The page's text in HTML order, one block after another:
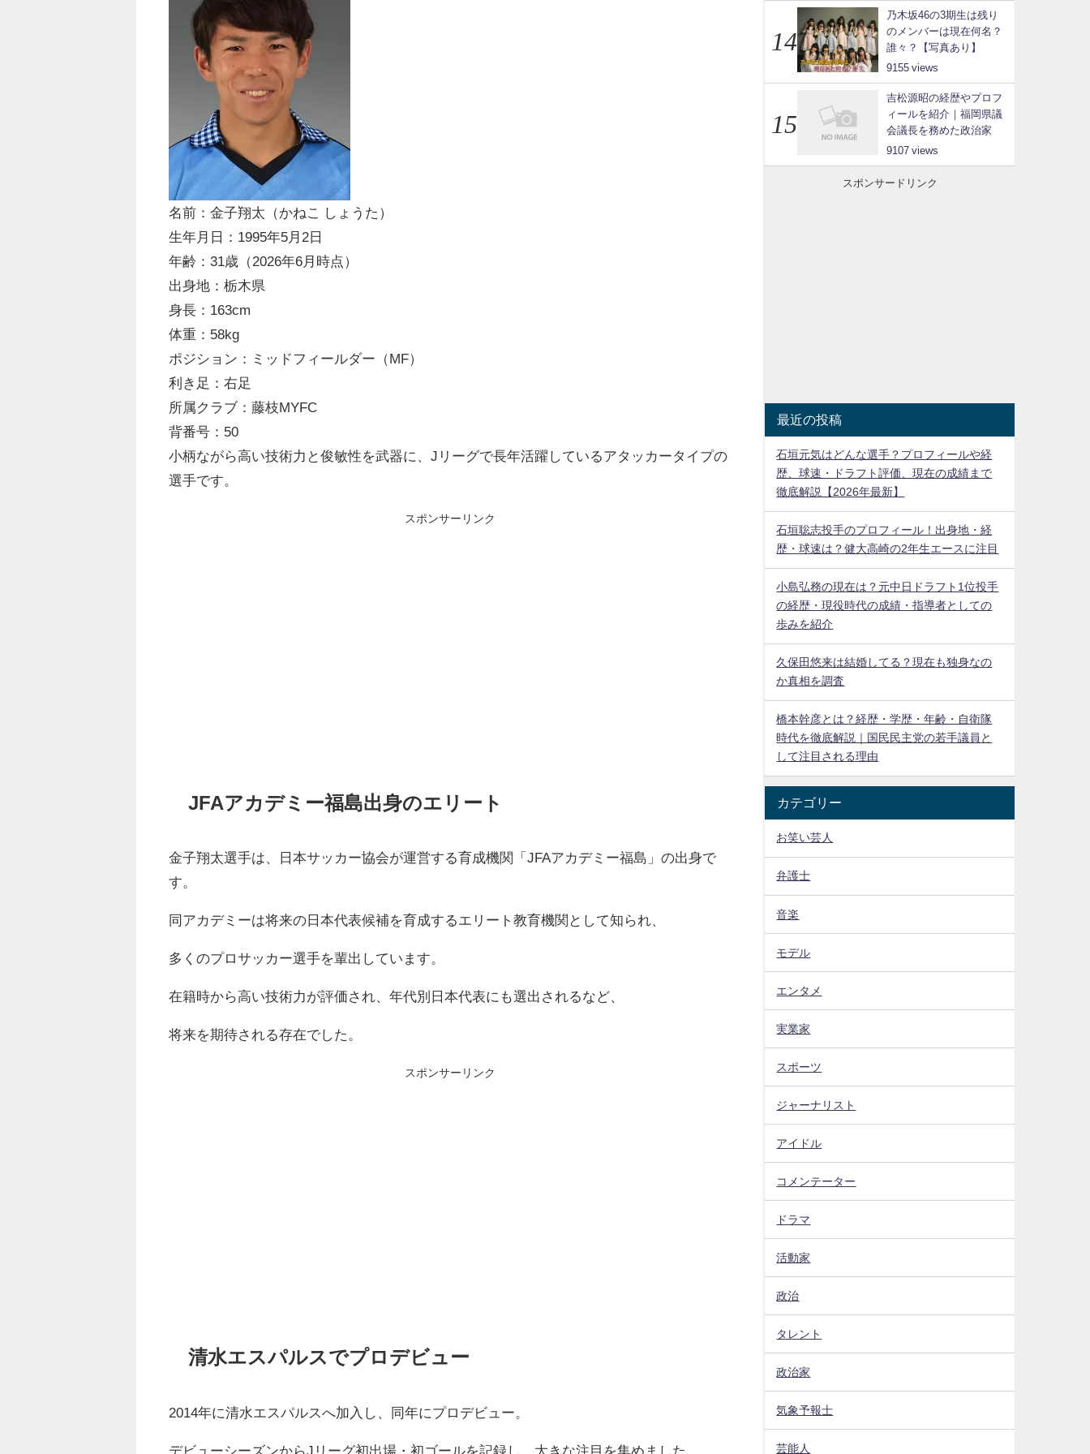
名前：金子翔太（かねこ しょうた）
生年月日：1995年5月2日
年齢：31歳（2026年6月時点）
出身地：栃木県
身長：163cm
体重：58kg
ポジション：ミッドフィールダー（MF）
利き足：右足
所属クラブ：藤枝MYFC
背番号：50
小柄ながら高い技術力と俊敏性を武器に、Jリーグで長年活躍しているアタッカータイプの
選手です。
スポンサーリンク
JFAアカデミー福島出身のエリート
金子翔太選手は、日本サッカー協会が運営する育成機関「JFAアカデミー福島」の出身で
す。
同アカデミーは将来の日本代表候補を育成するエリート教育機関として知られ、
多くのプロサッカー選手を輩出しています。
在籍時から高い技術力が評価され、年代別日本代表にも選出されるなど、
将来を期待される存在でした。
スポンサーリンク
清水エスパルスでプロデビュー
2014年に清水エスパルスへ加入し、同年にプロデビュー。
デビューシーズンからJリーグ初出場・初ゴールを記録し、大きな注目を集めました。
乃木坂46の3期生は残り
のメンバーは現在何名？
誰々？【写真あり】
9155
吉松源昭の経歴やプロフ
ィールを紹介｜福岡県議
会議長を務めた政治家
9107
スポンサードリンク
最近の投稿
石垣元気はどんな選手？プロフィールや経
歴、球速・ドラフト評価、現在の成績まで
徹底解説【2026年最新】
石垣聡志投手のプロフィール！出身地・経
歴・球速は？健大高崎の2年生エースに注目
小島弘務の現在は？元中日ドラフト1位投手
の経歴・現役時代の成績・指導者としての
歩みを紹介
久保田悠来は結婚してる？現在も独身なの
か真相を調査
橋本幹彦とは？経歴・学歴・年齢・自衛隊
時代を徹底解説｜国民民主党の若手議員と
して注目される理由
カテゴリー
お笑い芸人
弁護士
音楽
モデル
エンタメ
実業家
スポーツ
ジャーナリスト
アイドル
コメンテーター
ドラマ
活動家
政治
タレント
政治家
気象予報士
芸能人